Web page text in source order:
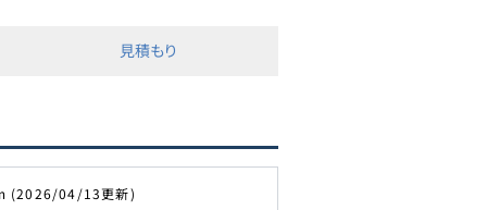
見積もり
(2026/04/13更新)